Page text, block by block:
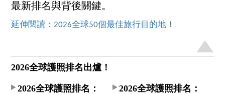
最新排名與背後關鍵。
延伸閱讀：2026全球50個最佳旅行目的地！
2026全球護照排名出爐！
2026全球護照排名：
2026全球護照排名：